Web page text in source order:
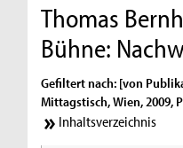
Thomas
Bühne:
Gefiltert nach: [von
Mittagstisch, Wien, 2009,
Inhaltsverzeichnis